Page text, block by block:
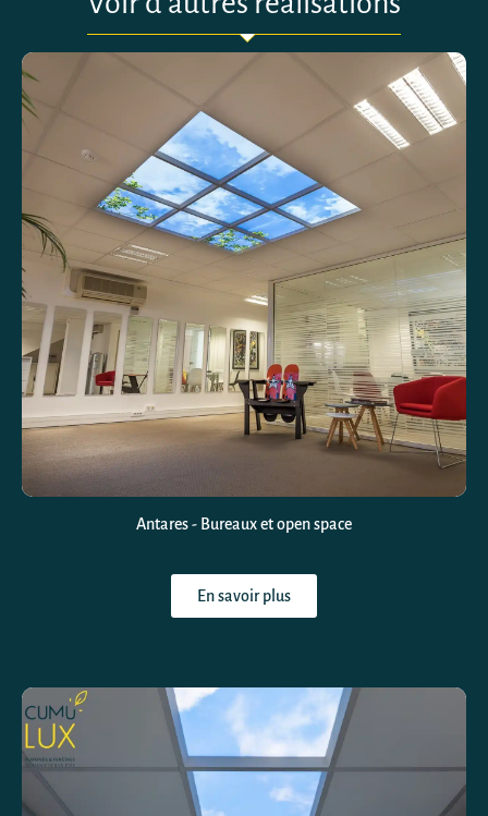
Antares - Bureaux et open space
En savoir plus